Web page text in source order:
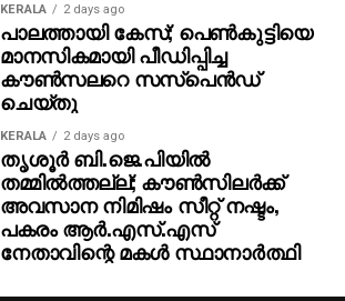
KERALA 2 days ago
പാലത്തായി കേസ്; പെൺകുട്ടിയെ
മാനസികമായി പീഡിപ്പിച്ച
കൗൺസലറെ സസ്പെൻഡ്
ചെയ്തു
KERALA 2 days ago
തൃശൂര്‍ ബി.ജെ.പിയില്‍
തമ്മില്‍ത്തല്ല്; കൗണ്‍സിലര്‍ക്ക്
അവസാന നിമിഷം സീറ്റ് നഷ്ടം,
പകരം ആര്‍.എസ്.എസ്
നേതാവിന്റെ മകള്‍ സ്ഥാനാര്‍ത്ഥി